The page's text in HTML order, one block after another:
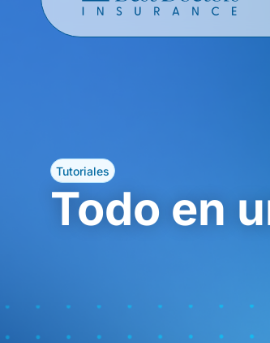
Tutoriales
Todo en